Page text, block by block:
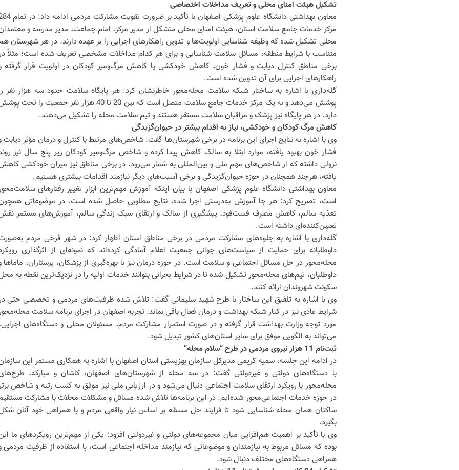
تشکیل هیئت امنای محلی و تعریف مداخلات اختصاصی
معاون بهداشتی دانشگاه علوم پزشکی اصفهان با تأکید بر ضرورت تقویت
مرکز خدمات جامع سلامت استان، هیئت امنای محلی متشکل از مدیر مرکز، امام جماعت، مدیر مدرسه و
محلی تشکیل شده که وظیفه شناسایی اولویت‌ها و تدوین راهکارهای اجرایی را بر عهده دارند. در هر شهرستان
متناسب با شرایط منطقه، مسائل سلامت شناسایی و برای هر کدام مداخلات مشخصی تعریف شده است؛ مثلاً
برخی مناطق کنترل دیابت و فشار خون، کاهش خودکشی یا کاهش مرگ‌ومیر کودکان در اولویت قرار گرفته
راهکارهای اجرایی برای آن تدوین شده است.
گله‌داری با اشاره به ساختار شبکه سلامت محله‌محور خاطرنشان کرد: هر پایگاه سلامت حدود سه هزار نفر
پوشش می‌دهد و به یک مرکز خدمات جامع سلامت متصل است که بین 20 تا 40 هزار نفر جمعیت را تحت
دارد. در هر پایگاه نیز پزشک و مراقبان سلامت مستقر هستند و تیم سلامت محله را تشکیل می‌دهند.
کاهش مرگ کودکان و خودکشی، نیاز به اقدام بیشتر در حیوان‌گزیدگی
وی با اشاره به نتایج اجرای این برنامه در برخی شهرستان‌ها گفت: شاخص‌های مرتبط با کنترل و درمان مؤثر دیابت
فشار خون بهبود یافته، موارد ابتلا به سالک کاهش پیدا کرده و شاخص مرگ‌ومیر کودکان زیر پنج سال نیز
نزولی داشته که از شاخص‌های مهم ملی و بین‌المللی به شمار می‌رود. در برخی مناطق نیز میزان خودکشی
یافته، هرچند همچنان در حوزه حیوان‌گزیدگی و برخی آسیب‌های دیگر نیازمند اقدامات بیشتری هستیم.
معاون بهداشتی دانشگاه علوم پزشکی اصفهان با بیان اینکه آموزش مهم‌ترین ابزار تغییر رفتارهای
است، تصریح کرد: هر جا آموزش به‌درستی اجرا شده، نتایج مطلوبی حاصل شده است. در موضوعاتی
تغذیه سالم، کاهش مصرف فست‌فود، پیشگیری از سالک و ارتقای سبک زندگی سالم، آموزش‌های مستمر
تعیین‌کننده‌ای داشته است.
گله‌داری با اشاره به جلوه‌های مشارکت مردمی در برخی مناطق استان اظهار کرد: در شهر فرخی مردم
داوطلبانه برای حمایت از سیاست‌های جوانی جمعیت اعلام آمادگی کرده‌اند که نمونه‌ای از اثرگذاری
محله‌محور در حل مسائل اجتماعی و سلامت است. در حوزه درمان نیز با بهره‌گیری از پزشکان، پرستاران، ماماها
داوطلبان، تیم‌های محله‌محور تشکیل شده تا در شرایط بحرانی بتوانند خدمات اولیه را در نزدیک‌ترین نقطه به
سکونت شهروندان ارائه کنند.
وی با اشاره به تلفیق این ساختار با طرح شهید سلیمانی گفت: تلاش شده ظرفیت‌های مردمی و تخصصی حتی
شرایط عادی نیز در کنار شبکه بهداشت و درمان فعال باقی بماند. تجربه اصفهان در اجرای برنامه سلامت
مورد توجه وزارت بهداشت قرار گرفته و در صورت استمرار مشارکت مردم، مسئولان محلی و دستگاه‌های
می‌تواند به الگویی موفق برای سایر استان‌های کشور تبدیل شود.
ثبت‌نام 11 هزار نیروی مردمی در طرح “سلام محله”
در ادامه این جلسه، سمیه کریمی مدیرکل سازمان بهزیستی استان اصفهان با اشاره به همکاری مستمر این
با دستگاه‌های دولتی و غیردولتی گفت: در سه محله از شهرستان‌های اصفهان، کاشان و مبارکه،
محله‌محور با رویکرد ارتقای سلامت اجتماعی دنبال می‌شود و در ارزیابی ملی نیز موفق به کسب رتبه و شاخص
در حوزه خدمات اجتماعی‌محور شده‌ایم. در این برنامه‌ها تلاش شده مسائل و مشکلات محلات با مشارکت
ساکنان همان محله شناسایی شود تا فرایند حل مسئله بر اساس نیاز واقعی مردم و با همراهی خود آنان
بگیرد.
وی با تأکید بر اهمیت هم‌افزایی میان مجموعه‌های دولتی و غیردولتی افزود: یکی از مهم‌ترین رویکردهای ما
بوده که مسائل مربوط به نیازمندان و موضوعاتی که نیازمند مداخله اجتماعی است، با استفاده از ظرفیت مردمی
همراهی دستگاه‌های مختلف دنبال شود.